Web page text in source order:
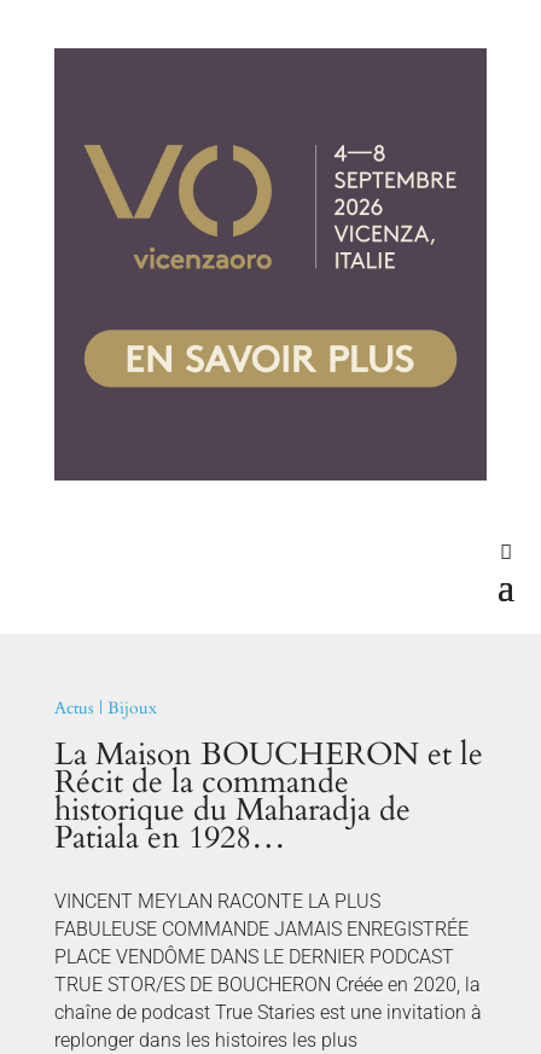
Actus | Bijoux
La Maison BOUCHERON et le
Récit de la commande
historique du Maharadja de
Patiala en 1928…
VINCENT MEYLAN RACONTE LA PLUS
FABULEUSE COMMANDE JAMAIS ENREGISTRÉE
PLACE VENDÔME DANS LE DERNIER PODCAST
TRUE STOR/ES DE BOUCHERON Créée en 2020, la
chaîne de podcast True Staries est une invitation à
replonger dans les histoires les plus